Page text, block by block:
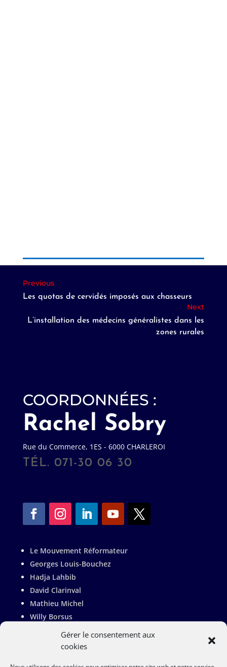
Gérer le consentement aux
cookies
Les quotas de cervidés imposés aux chasseurs
L’installation des médecins généralistes dans les
zones rurales
COORDONNÉES :
Rachel Sobry
Rue du Commerce, 1ES - 6000 CHARLEROI
TÉL. 071-30 06 30
Le Mouvement Réformateur
Georges Louis-Bouchez
Hadja Lahbib
David Clarinval
Mathieu Michel
Willy Borsus
Adrien Dolimont
Valérie De Bue